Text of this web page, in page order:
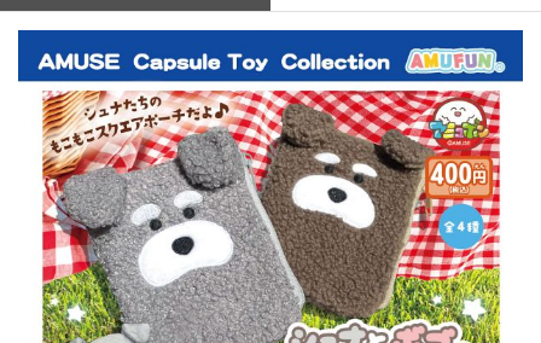
会員登録
入荷スケジュールをチェック
カプセルトイマシン本体
カプセルトイ
販促用空カプセル